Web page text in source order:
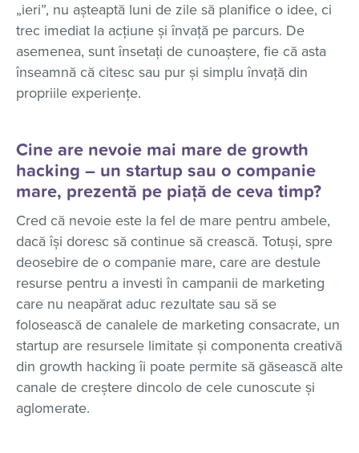
„ieri”, nu așteaptă luni de zile să planifice o idee, ci
trec imediat la acțiune și învață pe parcurs. De
asemenea, sunt însetați de cunoaștere, fie că asta
înseamnă că citesc sau pur și simplu învață din
propriile experiențe.
Cine are nevoie mai mare de growth
hacking – un startup sau o companie
mare, prezentă pe piață de ceva timp?
Cred că nevoie este la fel de mare pentru ambele,
dacă își doresc să continue să crească. Totuși, spre
deosebire de o companie mare, care are destule
resurse pentru a investi în campanii de marketing
care nu neapărat aduc rezultate sau să se
folosească de canalele de marketing consacrate, un
startup are resursele limitate și componenta creativă
din growth hacking îi poate permite să găsească alte
canale de creștere dincolo de cele cunoscute și
aglomerate.